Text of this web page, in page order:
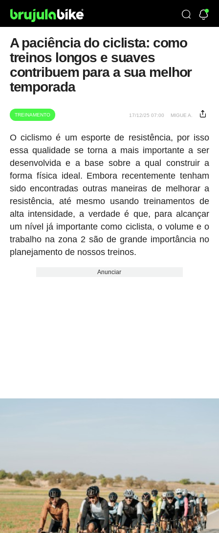
A paciência do ciclista: como
treinos longos e suaves
contribuem para a sua melhor
temporada
TREINAMENTO 17/12/25 07:00 MIGUE A.
O ciclismo é um esporte de resistência, por isso
essa qualidade se torna a mais importante a ser
desenvolvida e a base sobre a qual construir a
forma física ideal. Embora recentemente tenham
sido encontradas outras maneiras de melhorar a
resistência, até mesmo usando treinamentos de
alta intensidade, a verdade é que, para alcançar
um nível já importante como ciclista, o volume e o
trabalho na zona 2 são de grande importância no
planejamento de nossos treinos.
Anunciar